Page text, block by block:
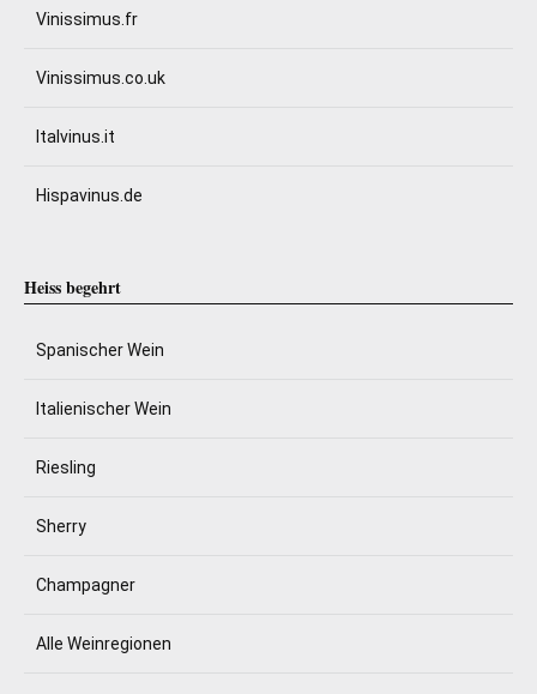
Vinissimus.fr
Vinissimus.co.uk
Italvinus.it
Hispavinus.de
Heiss begehrt
Spanischer Wein
Italienischer Wein
Riesling
Sherry
Champagner
Alle Weinregionen